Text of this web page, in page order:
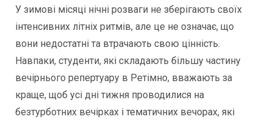
У зимові місяці нічні розваги не зберігають своїх
інтенсивних літніх ритмів, але це не означає, що
вони недостатні та втрачають свою цінність.
Навпаки, студенти, які складають більшу частину
вечірнього репертуару в Ретімно, вважають за
краще, щоб усі дні тижня проводилися на
безтурботних вечірках і тематичних вечорах, які